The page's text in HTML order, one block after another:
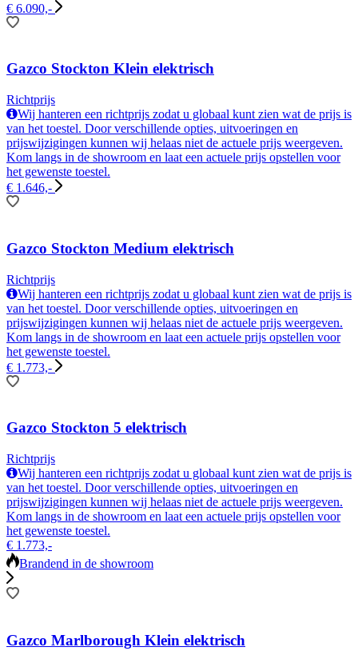
€ 6.090,-
Gazco Stockton Klein elektrisch
Richtprijs
Wij hanteren een richtprijs zodat u globaal kunt zien wat de prijs is
van het toestel. Door verschillende opties, uitvoeringen en
prijswijzigingen kunnen wij helaas niet de actuele prijs weergeven.
Kom langs in de showroom en laat een actuele prijs opstellen voor
het gewenste toestel.
€ 1.646,-
Gazco Stockton Medium elektrisch
Richtprijs
Wij hanteren een richtprijs zodat u globaal kunt zien wat de prijs is
van het toestel. Door verschillende opties, uitvoeringen en
prijswijzigingen kunnen wij helaas niet de actuele prijs weergeven.
Kom langs in de showroom en laat een actuele prijs opstellen voor
het gewenste toestel.
€ 1.773,-
Gazco Stockton 5 elektrisch
Richtprijs
Wij hanteren een richtprijs zodat u globaal kunt zien wat de prijs is
van het toestel. Door verschillende opties, uitvoeringen en
prijswijzigingen kunnen wij helaas niet de actuele prijs weergeven.
Kom langs in de showroom en laat een actuele prijs opstellen voor
het gewenste toestel.
€ 1.773,-
Brandend in de showroom
Gazco Marlborough Klein elektrisch